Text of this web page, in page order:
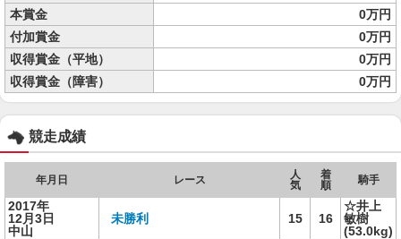
本賞金
0万円
付加賞金
0万円
収得賞金（平地）
0万円
収得賞金（障害）
0万円
競走成績
年月日 レース
人
気
着
順
騎手
2017年
12月3日
中山
未勝利 15 16
☆井上
敏樹
(53.0kg)